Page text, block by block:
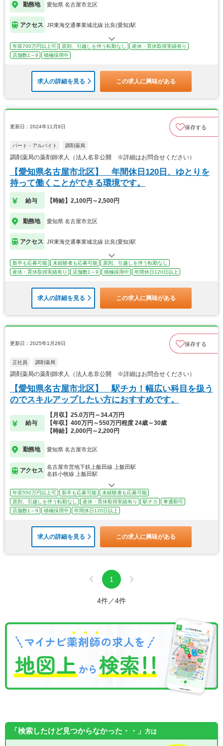
勤務地 愛知県 名古屋市北区
アクセス JR東海交通事業城北線 比良(愛知)駅
年収700万円以上可 原則、引越しを伴う転勤なし
産休・育休取得実績有り
店舗数1～9
積極採用中
求人の詳細を見る この求人に興味がある
更新日：2024年11月9日 保存する
パート・アルバイト 調剤薬局
調剤薬局の薬剤師求人（法人名非公開 ※詳細はお問合せください）
【愛知県名古屋市北区】 年間休日120日、ゆとりを
持って働くことができる環境です。
給与 【時給】2,100円～2,500円
勤務地 愛知県 名古屋市北区
アクセス JR東海交通事業城北線 比良(愛知)駅
新卒も応募可能 未経験者も応募可能
原則、引越しを伴う転勤なし
産休・育休取得実績有り
店舗数1～9 積極採用中 年間休日120日以上
求人の詳細を見る この求人に興味がある
更新日：2025年1月28日 保存する
正社員 調剤薬局
調剤薬局の薬剤師求人（法人名非公開 ※詳細はお問合せください）
【愛知県名古屋市北区】 駅チカ！幅広い科目を扱う
のでスキルアップしたい方におすすめです。
給与
【月収】25.0万円～34.4万円
【年収】400万円～550万円程度 24歳～30歳
【時給】2,000円～2,200円
勤務地 愛知県 名古屋市北区
アクセス
名古屋市営地下鉄上飯田線 上飯田駅
名鉄小牧線 上飯田駅
年収550万円以上可 新卒も応募可能
未経験者も応募可能
原則、引越しを伴う転勤なし
産休・育休取得実績有り 駅チカ
車通勤可
店舗数1～9
積極採用中 年間休日120日以上
求人の詳細を見る この求人に興味がある
1
4件／4件
「検索したけど見つからなかった・・」 方は